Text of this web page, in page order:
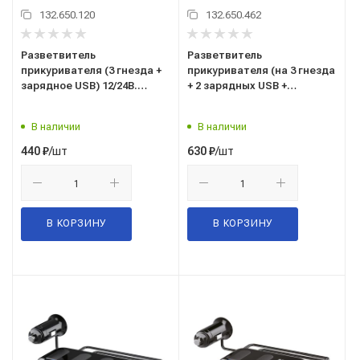
132.650.120
Разветвитель
прикуривателя (3 гнезда +
зарядное USB) 12/24В.
В наличии
440₽/шт
В КОРЗИНУ
132.650.462
Разветвитель
прикуривателя (на 3 гнезда
+ 2 зарядных USB +
В наличии
630₽/шт
В КОРЗИНУ